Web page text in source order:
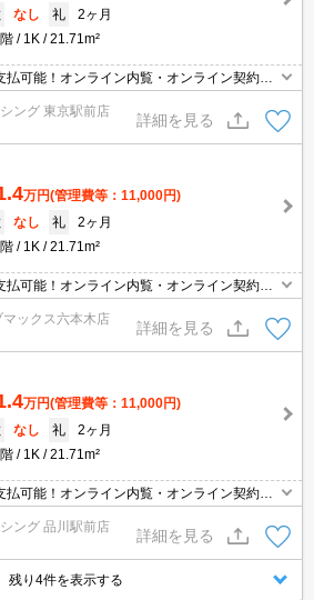
なし 礼
2ヶ月
1K 21.71m²
可能！オンライン内覧・オンライン契約等
とも問題ありません♪弊社ではネットに掲載さ
紹介可能になりますので気になる物件は全て
ング 東京駅前店
詳細を見る
万円(管理費等：11,000円)
なし 礼
2ヶ月
1K 21.71m²
可能！オンライン内覧・オンライン契約等
とも問題ありません♪弊社ではネットに掲載さ
紹介可能になりますので気になる物件は全て
ックス六本木店
詳細を見る
万円(管理費等：11,000円)
なし 礼
2ヶ月
1K 21.71m²
可能！オンライン内覧・オンライン契約等
とも問題ありません♪弊社ではネットに掲載さ
紹介可能になりますので気になる物件は全て
ング 品川駅前店
詳細を見る
残り4件を表示する